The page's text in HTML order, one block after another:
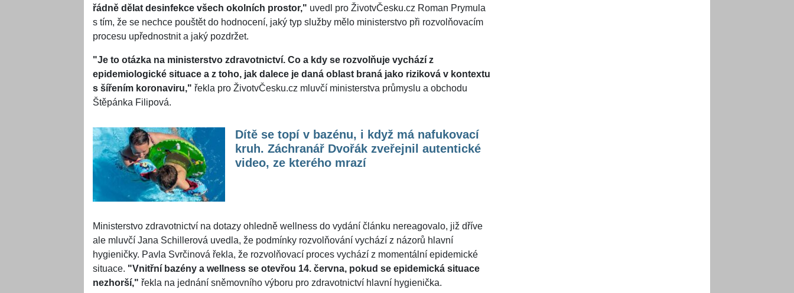
řádně dělat desinfekce všech okolních prostor," uvedl pro ŽivotvČesku.cz Roman Prymula
s tím, že se nechce pouštět do hodnocení, jaký typ služby mělo ministerstvo při rozvolňovacím
procesu upřednostnit a jaký pozdržet.
"Je to otázka na ministerstvo zdravotnictví. Co a kdy se rozvolňuje vychází z
epidemiologické situace a z toho, jak dalece je daná oblast braná jako riziková v kontextu
s šířením koronaviru," řekla pro ŽivotvČesku.cz mluvčí ministerstva průmyslu a obchodu
Štěpánka Filipová.
Dítě se topí v bazénu, i když má nafukovací
kruh. Záchranář Dvořák zveřejnil autentické
video, ze kterého mrazí
Ministerstvo zdravotnictví na dotazy ohledně wellness do vydání článku nereagovalo, již dříve
ale mluvčí Jana Schillerová uvedla, že podmínky rozvolňování vychází z názorů hlavní
hygieničky. Pavla Svrčinová řekla, že rozvolňovací proces vychází z momentální epidemické
situace. "Vnitřní bazény a wellness se otevřou 14. června, pokud se epidemická situace
nezhorší," řekla na jednání sněmovního výboru pro zdravotnictví hlavní hygienička.